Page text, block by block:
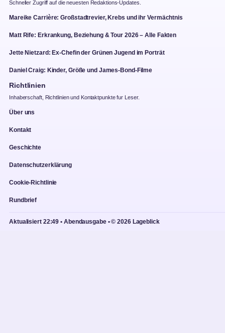
Schneller Zugriff auf die neuesten Redaktions-Updates.
Mareike Carrière: Großstadtrevier, Krebs und ihr Vermächtnis
Matt Rife: Erkrankung, Beziehung & Tour 2026 – Alle Fakten
Jette Nietzard: Ex-Chefin der Grünen Jugend im Porträt
Daniel Craig: Kinder, Größe und James-Bond-Filme
Richtlinien
Inhaberschaft, Richtlinien und Kontaktpunkte fur Leser.
Über uns
Kontakt
Geschichte
Datenschutzerklärung
Cookie-Richtlinie
Rundbrief
Aktualisiert 22:49 • Abendausgabe • © 2026 Lageblick